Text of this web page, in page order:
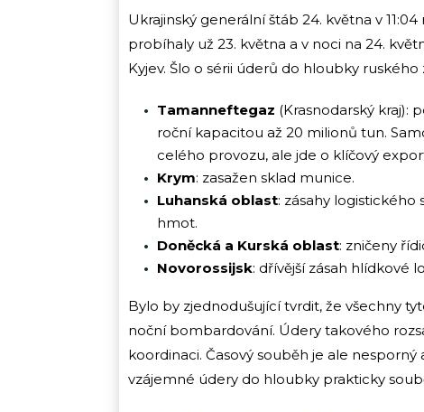
Ukrajinský generální štáb 24. května v
probíhaly už 23. května a v noci na 24.
Kyjev. Šlo o sérii úderů do hloubky ruského
Tamanneftegaz (Krasnodarský kraj):
roční kapacitou až 20 milionů tun.
celého provozu, ale jde o klíčový
Krym: zasažen sklad munice.
Luhanská oblast: zásahy
hmot.
Doněcká a Kurská oblast: zničeny
Novorossijsk: dřívější zásah hlídkové
Bylo by zjednodušující tvrdit, že všechny
noční bombardování. Údery takového
koordinaci. Časový souběh je ale nesporný
vzájemné údery do hloubky prakticky